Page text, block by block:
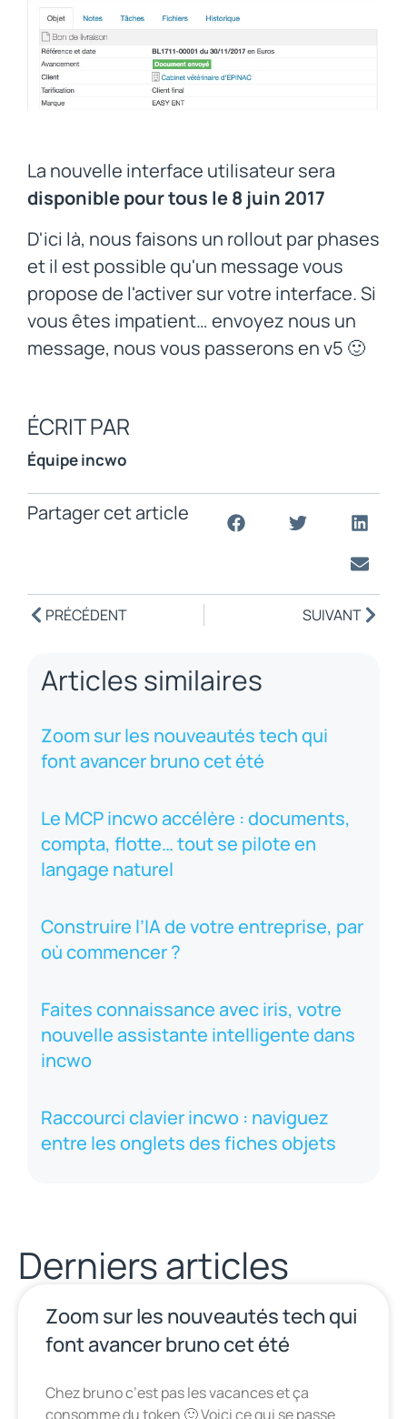
Articles similaires
Zoom sur les nouveautés tech qui
font avancer bruno cet été
Le MCP incwo accélère : documents,
compta, flotte… tout se pilote en
langage naturel
Construire l’IA de votre entreprise, par
où commencer ?
Faites connaissance avec iris, votre
nouvelle assistante intelligente dans
incwo
Raccourci clavier incwo : naviguez
entre les onglets des fiches objets
La nouvelle interface utilisateur sera
disponible pour tous le 8 juin 2017
D'ici là, nous faisons un rollout par phases
et il est possible qu'un message vous
propose de l'activer sur votre interface. Si
vous êtes impatient… envoyez nous un
message, nous vous passerons en v5 🙂
ÉCRIT PAR
Équipe incwo
Partager cet article
PRÉCÉDENT SUIVANT
Derniers articles
Zoom sur les nouveautés tech qui
font avancer bruno cet été
Chez bruno c’est pas les vacances et ça
consomme du token 🙂 Voici ce qui se passe